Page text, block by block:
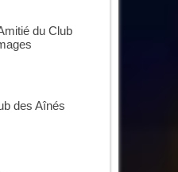
du Club
des Aînés